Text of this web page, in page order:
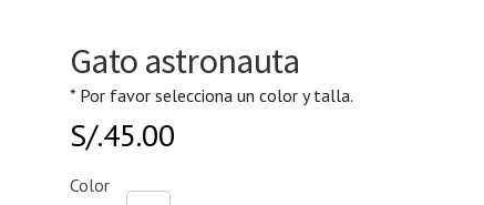
Gato astronauta
* Por favor selecciona un color y talla.
S/.45.00
Color